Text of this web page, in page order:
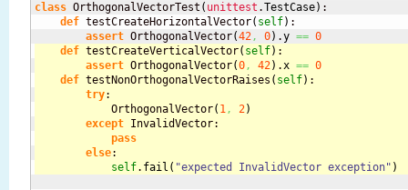
class OrthogonalVectorTest ( unittest .TestCase) :
def testCreateHorizontalVector( self) :
assert OrthogonalVector(42, 0) .y == 0
def testCreateVerticalVector( self) :
assert OrthogonalVector(0, 42) .x == 0
def testNonOrthogonalVectorRaises ( self) :
try:
            OrthogonalVector
( 1, 2)
except InvalidVector:
pass
else:
self. fail ( "expected InvalidVector exception" )